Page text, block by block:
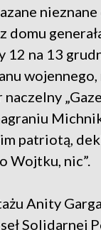
domu
12 na 13
patriotą,
Wojtku, nic”.
Anity
Solidarnej